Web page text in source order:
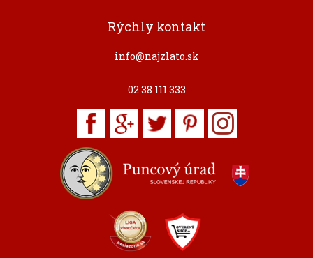
Rýchly kontakt
info@najzlato.sk
02 38 111 333